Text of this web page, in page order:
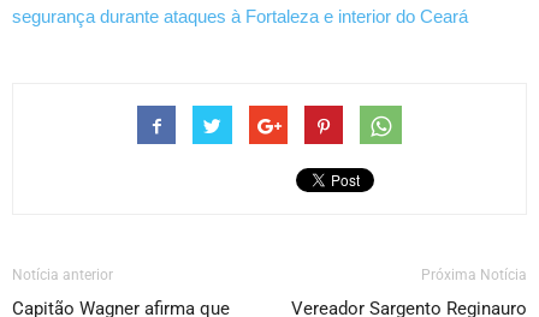
segurança durante ataques à Fortaleza e interior do Ceará
Notícia anterior
Capitão Wagner afirma que
Próxima Notícia
Vereador Sargento Reginauro